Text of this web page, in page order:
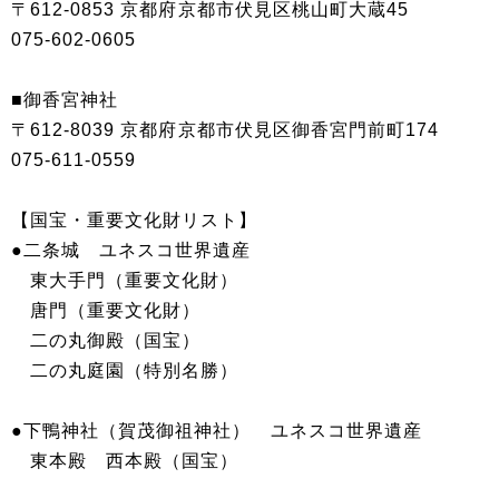
〒612-0853 京都府京都市伏見区桃山町大蔵45
075-602-0605
■御香宮神社
〒612-8039 京都府京都市伏見区御香宮門前町174
075-611-0559
【国宝・重要文化財リスト】
●二条城 ユネスコ世界遺産
東大手門（重要文化財）
唐門（重要文化財）
二の丸御殿（国宝）
二の丸庭園（特別名勝）
●下鴨神社（賀茂御祖神社） ユネスコ世界遺産
東本殿 西本殿（国宝）